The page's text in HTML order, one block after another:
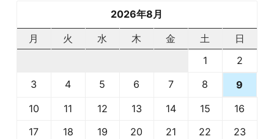
2026年8月
月
火 水 木 金 土
日
1
2
3
4 5 6 7 8
9
10
11 12 13 14 15
16
17
18 19 20 21 22
23